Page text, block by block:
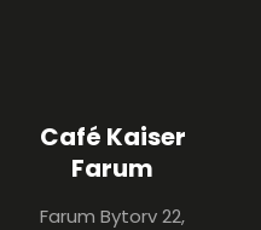
Café Kaiser
Farum
Farum Bytorv 22,